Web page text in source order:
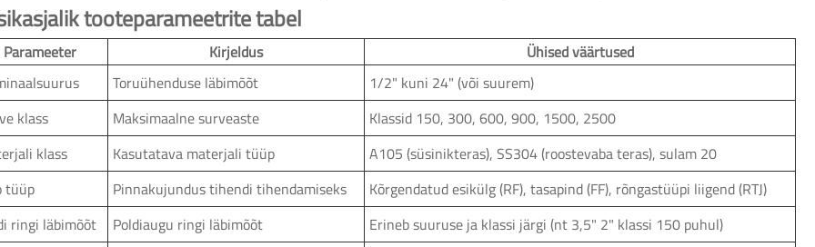
tooteparameetrite tabel
Parameeter Kirjeldus
Ühised väärtused
Toruühenduse läbimõõt
1/2" kuni 24" (või suurem)
klass
Maksimaalne surveaste
Klassid 150, 300, 600, 900, 1500, 2500
klass
Kasutatava materjali tüüp
A105 (süsinikteras), SS304 (roostevaba teras), sulam 20
tüüp
Pinnakujundus tihendi tihendamiseks
Kõrgendatud esikülg (RF), tasapind (FF), rõngastüüpi liigend (RTJ)
ringi läbimõõt
Poldiaugu ringi läbimõõt
Erineb suuruse ja klassi järgi (nt 3,5" 2" klassi 150 puhul)